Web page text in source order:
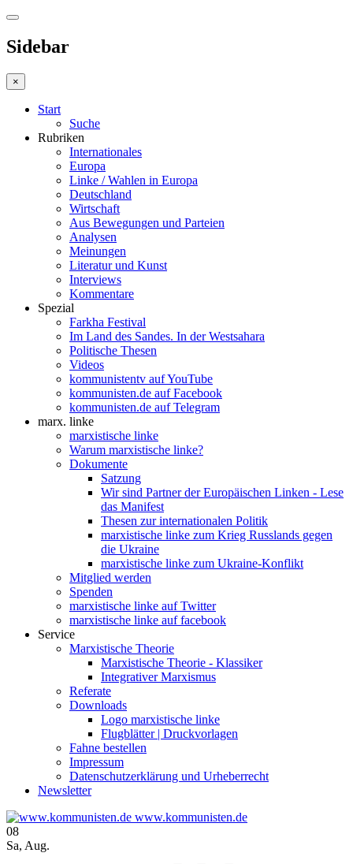
Sidebar
×
Start
Suche
Rubriken
Internationales
Europa
Linke / Wahlen in Europa
Deutschland
Wirtschaft
Aus Bewegungen und Parteien
Analysen
Meinungen
Literatur und Kunst
Interviews
Kommentare
Spezial
Farkha Festival
Im Land des Sandes. In der Westsahara
Politische Thesen
Videos
kommunistentv auf YouTube
kommunisten.de auf Facebook
kommunisten.de auf Telegram
marx. linke
marxistische linke
Warum marxistische linke?
Dokumente
Satzung
Wir sind Partner der Europäischen Linken - Lese
das Manifest
Thesen zur internationalen Politik
marxistische linke zum Krieg Russlands gegen
die Ukraine
marxistische linke zum Ukraine-Konflikt
Mitglied werden
Spenden
marxistische linke auf Twitter
marxistische linke auf facebook
Service
Marxistische Theorie
Marxistische Theorie - Klassiker
Integrativer Marxismus
Referate
Downloads
Logo marxistische linke
Flugblätter | Druckvorlagen
Fahne bestellen
Impressum
Datenschutzerklärung und Urheberrecht
Newsletter
www.kommunisten.de
08
Sa, Aug.